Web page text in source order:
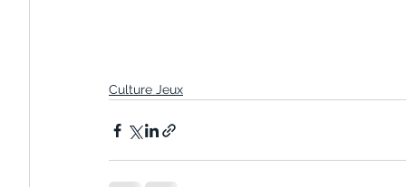
Culture Jeux